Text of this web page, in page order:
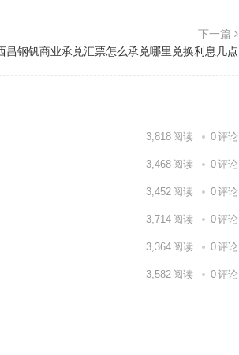
下一篇
昌钢钒商业承兑汇票怎么承兑哪里兑换利息几点
3,818 阅读 0评论
3,468 阅读 0评论
3,452 阅读 0评论
3,714 阅读 0评论
3,364 阅读 0评论
3,582 阅读 0评论